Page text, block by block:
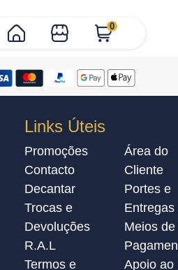
0
Links Úteis
Promoções
Contacto
Decantar
Trocas e
Devoluções
R.A.L
Termos e
Área do
Cliente
Portes e
Entregas
Meios de
Apoio ao